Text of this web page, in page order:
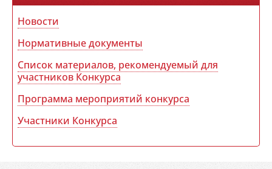
Новости
Нормативные документы
Список материалов, рекомендуемый для
участников Конкурса
Программа мероприятий конкурса
Участники Конкурса